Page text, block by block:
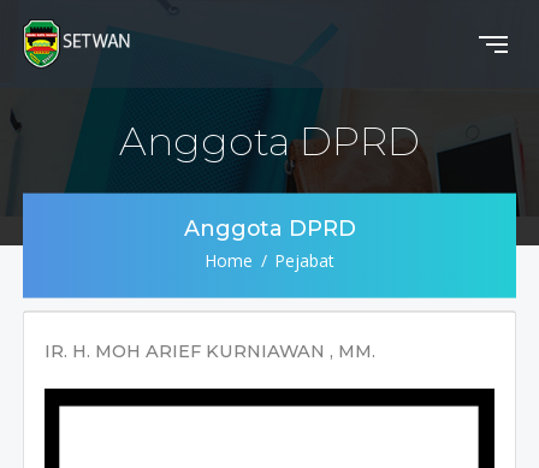
Anggota DPRD
Anggota DPRD
Home Pejabat
IR. H. MOH ARIEF KURNIAWAN , MM.